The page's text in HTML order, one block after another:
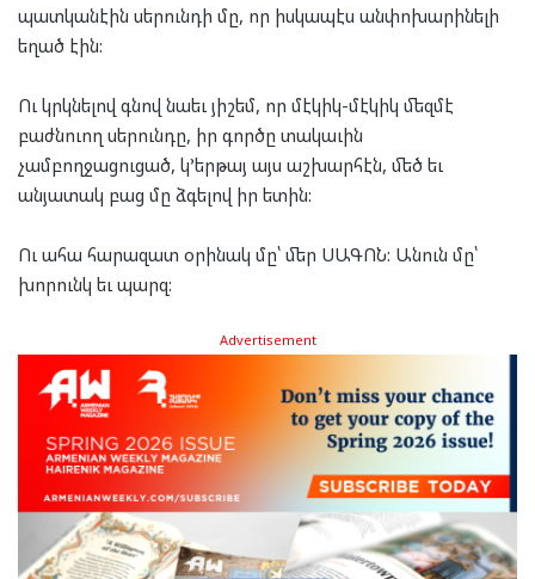
պատկանէին սերունդի մը, որ իսկապէս անփոխարինելի
եղած էին:
Ու կրկնելով գնով նաեւ յիշեմ, որ մէկիկ-մէկիկ մեզմէ
բաժնուող սերունդը, իր գործը տակաւին
չամբողջացուցած, կ’երթայ այս աշխարհէն, մեծ եւ
անյատակ բաց մը ձգելով իր ետին:
Ու ահա հարազատ օրինակ մը՝ մեր ՍԱԳՈՆ: Անուն մը՝
խորունկ եւ պարզ:
Advertisement